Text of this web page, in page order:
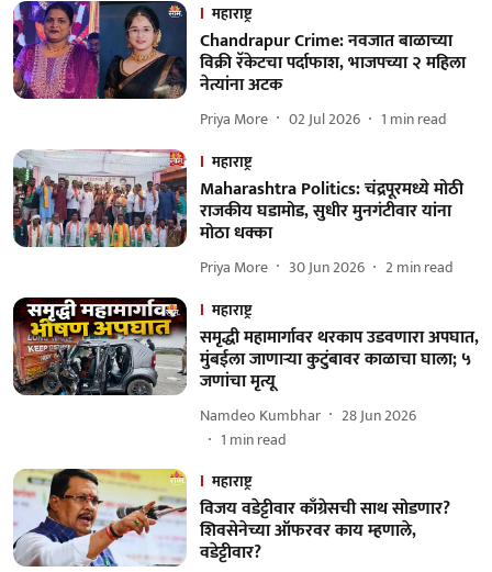
महाराष्ट्र
Chandrapur Crime: नवजात बाळाच्या
विक्री रॅकेटचा पर्दाफाश, भाजपच्या २ महिला
नेत्यांना अटक
Priya More 02 Jul 2026 1 min read
महाराष्ट्र
Maharashtra Politics: चंद्रपूरमध्ये मोठी
राजकीय घडामोड, सुधीर मुनगंटीवार यांना
मोठा धक्का
Priya More 30 Jun 2026 2min read
महाराष्ट्र
समृद्धी महामार्गावर थरकाप उडवणारा अपघात,
मुंबईला जाणाऱ्या कुटुंबावर काळाचा घाला; ५
जणांचा मृत्यू
Namdeo Kumbhar
28 Jun 2026
1 min read
महाराष्ट्र
विजय वडेट्टीवार काँग्रेसची साथ सोडणार?
शिवसेनेच्या ऑफरवर काय म्हणाले,
वडेट्टीवार?